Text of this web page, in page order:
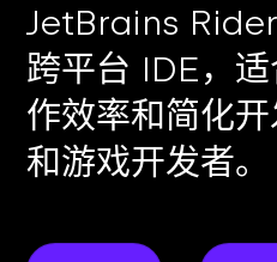
JetBrains
跨平台 IDE，
作效率和简化
和游戏开发者。